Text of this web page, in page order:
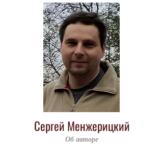
Сергей Менжерицкий
Об авторе